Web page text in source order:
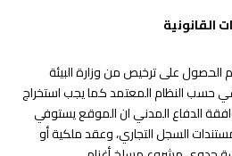
القانونية
على ترخيص من وزارة البيئة
حسب النظام المعتمد كما يجب استخراج
الدفاع المدني ان الموقع يستوفي
السجل التجاري، وعقد ملكية أو